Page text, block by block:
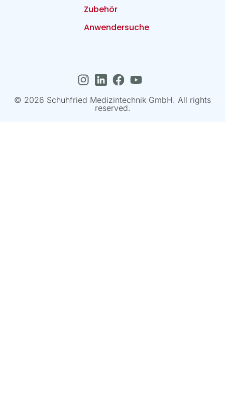
Zubehör
Anwendersuche
© 2026 Schuhfried Medizintechnik GmbH. All rights
reserved.